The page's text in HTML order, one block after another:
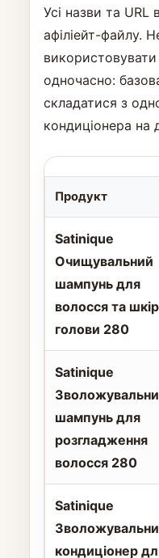
Усі назви та URL
афіліейт-файлу.
одночасно:
складатися з
кондиціонера на
Продукт
Satinique
Очищувальний
шампунь для
волосся та
голови 280
Satinique
шампунь для
розгладження
волосся 280
Satinique
кондиціонер